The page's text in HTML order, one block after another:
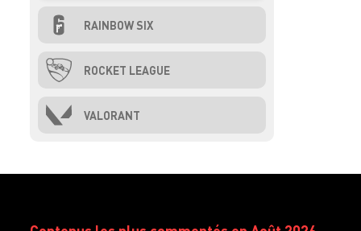
RAINBOW SIX
ROCKET LEAGUE
VALORANT